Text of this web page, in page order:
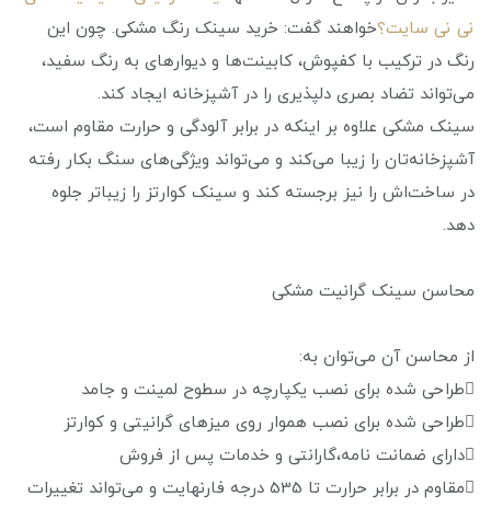
نی نی سایت؟خواهند گفت: خرید سینک رنگ مشکی. چون این
رنگ در ترکیب با کفپوش، کابینت‌ها و دیوارهای به رنگ سفید،
می‌تواند تضاد بصری دلپذیری را در آشپزخانه ایجاد کند.
سینک مشکی علاوه بر اینکه در برابر آلودگی و حرارت مقاوم است،
آشپزخانه‌تان را زیبا می‌کند و می‌تواند ویژگی‌های سنگ بکار رفته
در ساخت‌اش را نیز برجسته کند و سینک کوارتز را زیباتر جلوه
دهد.
محاسن سینک گرانیت مشکی
از محاسن آن می‌توان به:
طراحی شده برای نصب یکپارچه در سطوح لمینت و جامد
طراحی شده برای نصب هموار روی میزهای گرانیتی و کوارتز
دارای ضمانت نامه،گارانتی و خدمات پس از فروش
مقاوم در برابر حرارت تا 535 درجه فارنهایت و می‌تواند تغییرات